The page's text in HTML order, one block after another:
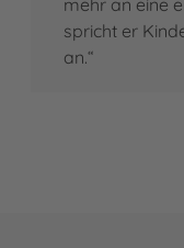
spricht er
an.“